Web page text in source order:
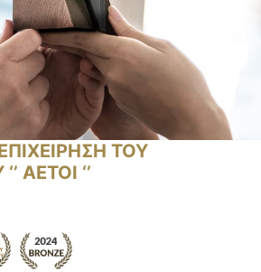
ΤΟΥ
ΑΕΤΟΙ ‘’